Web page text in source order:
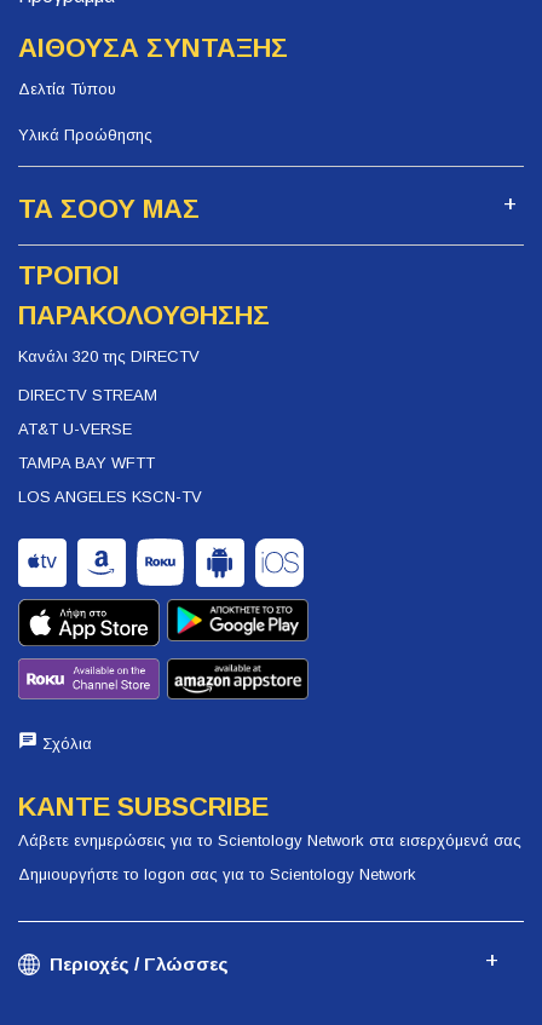
ΑΙΘΟΥΣΑ ΣΥΝΤΑΞΗΣ
Δελτία Τύπου
Υλικά Προώθησης
ΤΑ ΣΟΟΥ ΜΑΣ
ΤΡΟΠΟΙ
ΠΑΡΑΚΟΛΟΥΘΗΣΗΣ
Κανάλι 320 της DIRECTV
DIRECTV STREAM
AT&T U-VERSE
TAMPA BAY WFTT
LOS ANGELES KSCN-TV
Σχόλια
ΚΑΝΤΕ SUBSCRIBE
Λάβετε ενημερώσεις για το Scientology Network στα εισερχόμενά σας
Δημιουργήστε το logon σας για το Scientology Network
Περιοχές / Γλώσσες